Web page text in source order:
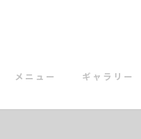
メニュー ギャラリー